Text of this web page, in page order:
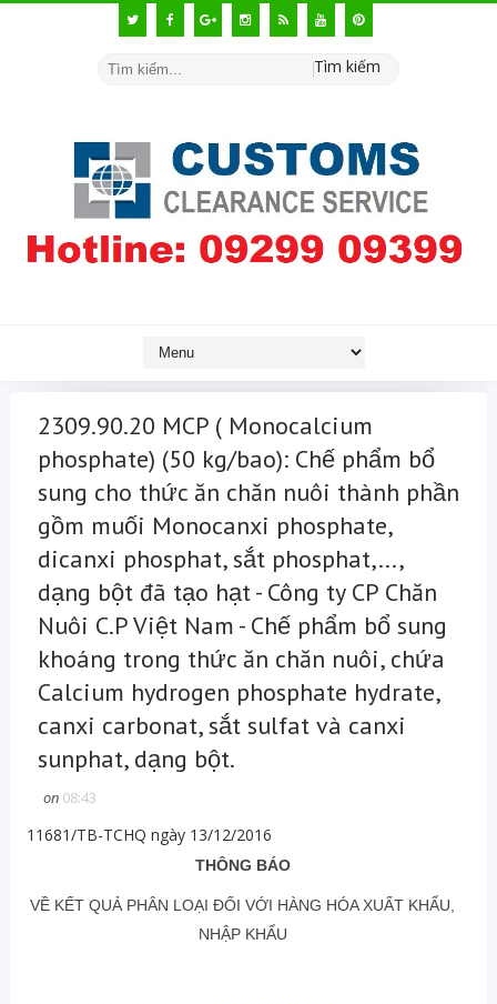
Tìm kiếm
2309.90.20 MCP ( Monocalcium
phosphate) (50 kg/bao): Chế phẩm bổ
sung cho thức ăn chăn nuôi thành phần
gồm muối Monocanxi phosphate,
dicanxi phosphat, sắt phosphat,...,
dạng bột đã tạo hạt - Công ty CP Chăn
Nuôi C.P Việt Nam - Chế phẩm bổ sung
khoáng trong thức ăn chăn nuôi, chứa
Calcium hydrogen phosphate hydrate,
canxi carbonat, sắt sulfat và canxi
sunphat, dạng bột.
on 08:43
11681/TB-TCHQ ngày 13/12/2016
THÔNG BÁO
VỀ KẾT QUẢ PHÂN LOẠI ĐỐI VỚI HÀNG HÓA XUẤT KHẨU,
NHẬP KHẨU